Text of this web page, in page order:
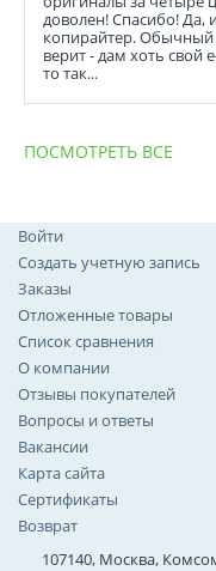
доволен! Спасибо! Да,
копирайтер. Обычный
верит - дам хоть свой
то так...
ПОСМОТРЕТЬ ВСЕ
Войти
Создать учетную запись
Заказы
Отложенные товары
Список сравнения
О компании
Отзывы покупателей
Вопросы и ответы
Вакансии
Карта сайта
Сертификаты
Возврат
107140, Москва,